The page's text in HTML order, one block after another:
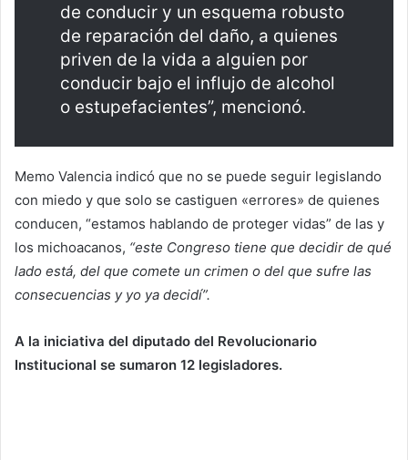
de conducir y un esquema robusto
de reparación del daño, a quienes
priven de la vida a alguien por
conducir bajo el influjo de alcohol
o estupefacientes”, mencionó.
Memo Valencia indicó que no se puede seguir legislando
con miedo y que solo se castiguen «errores» de quienes
conducen, “estamos hablando de proteger vidas” de las y
los michoacanos, “este Congreso tiene que decidir de qué
lado está, del que comete un crimen o del que sufre las
consecuencias y yo ya decidí”.
A la iniciativa del diputado del Revolucionario
Institucional se sumaron 12 legisladores.